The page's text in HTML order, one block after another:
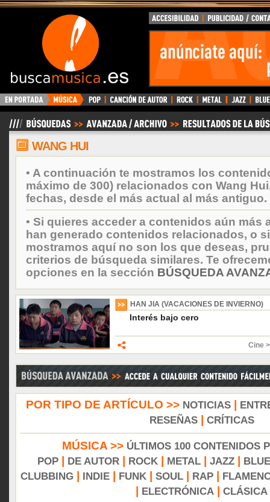
BuscaMusica.es
WANG HUI
• A continuación te mostramos los
máximo de 300) relacionados con Wang
fechas, desde el más actual al más antiguo.
• Si quieres acceder a contenidos aún más
han generado contenidos relacionados, o
mostramos aquí no son los que deseas,
criterios de búsqueda similares. Te
opciones en la sección BÚSQUEDA
HAN JIA (VACACIONES DE INVIERNO)
Interés bajo cero
Cine
POR TIPO DE ARTÍCULO >> NOTICIAS|
RESEÑAS| CRÍTICAS
MÚSICA >> ÚLTIMOS 100 CONTENIDOS
POP
DE AUTOR ROCK METAL JAZZ
CLUBBING
INDIE FUNK SOUL RAP
ELECTRÓNICA CLÁSICA